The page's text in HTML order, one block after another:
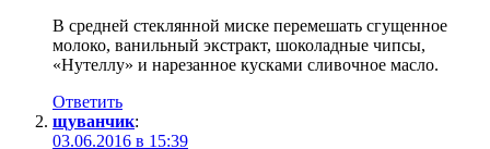
В средней стеклянной миске перемешать сгущенное
молоко, ванильный экстракт, шоколадные чипсы,
«Нутеллу» и нарезанное кусками сливочное масло.
Ответить
щуванчик:
03.06.2016 в 15:39